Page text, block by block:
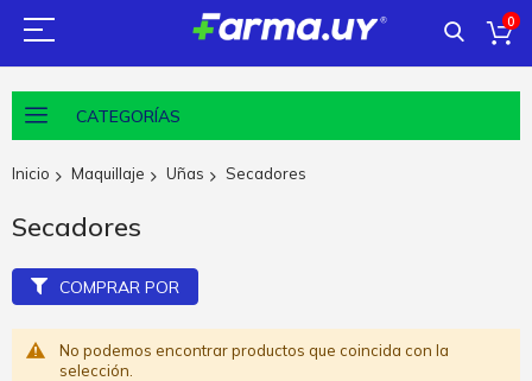
0
CATEGORÍAS
Inicio Maquillaje Uñas Secadores
Secadores
No podemos encontrar productos que coincida con la
selección.
COMPRAR POR